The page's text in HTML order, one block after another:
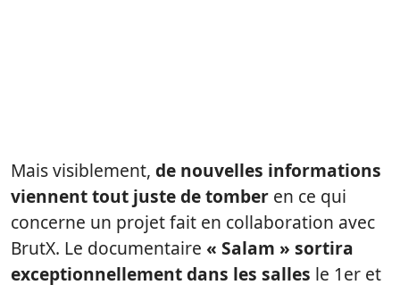
Mais visiblement, de nouvelles informations
viennent tout juste de tomber en ce qui
concerne un projet fait en collaboration avec
BrutX. Le documentaire « Salam » sortira
exceptionnellement dans les salles le 1er et